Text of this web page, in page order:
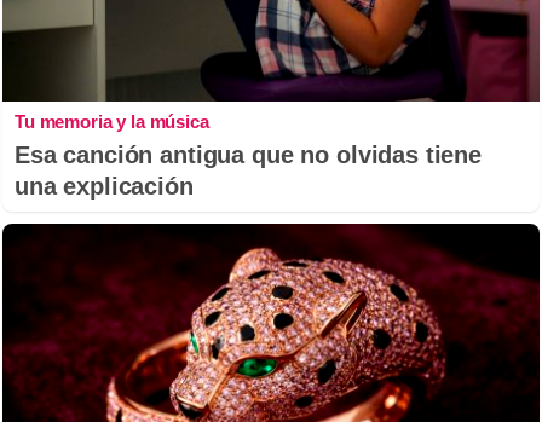
Tu memoria y la música
Esa canción antigua que no olvidas tiene
una explicación